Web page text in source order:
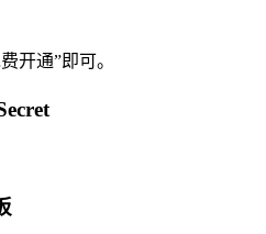
开通”即可。